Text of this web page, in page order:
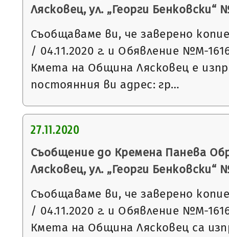
Лясковец, ул. „Георги Бенковски“
Съобщаваме ви, че заверено
/ 04.11.2020 г. и Обявление №М-
Кмета на Община Лясковец е
постоянния ви адрес: гр…
27.11.2020
Съобщение до Кремена Панева
Лясковец, ул. „Георги Бенковски“
Съобщаваме ви, че заверено
/ 04.11.2020 г. и Обявление №М-
Кмета на Община Лясковец са